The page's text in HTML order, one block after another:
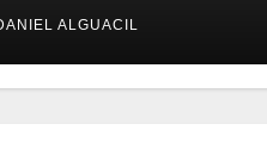
ALGUACIL